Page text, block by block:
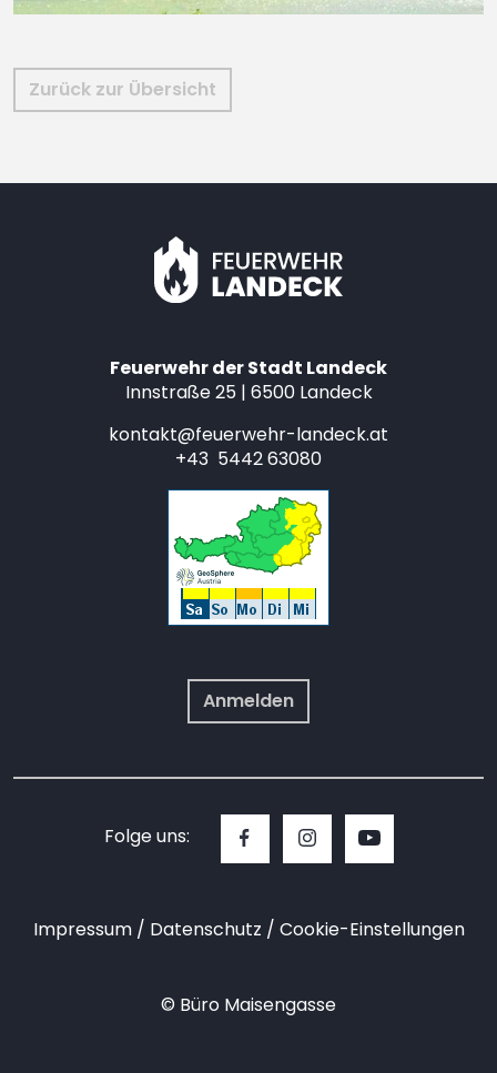
Zurück zur Übersicht
Feuerwehr der Stadt Landeck
Innstraße 25 | 6500 Landeck
kontakt@feuerwehr-landeck.at
+43 5442 63080
Anmelden
Folge uns:
Impressum Datenschutz Cookie-Einstellungen
© Büro Maisengasse